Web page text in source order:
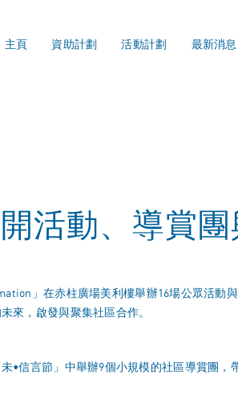
主頁 資助計劃 活動計劃 最新消息
活動、導賞
」在赤柱廣場美利樓舉辦16場公眾活動
來，啟發與聚集社區合作。
•信言節」中舉辦9個小規模的社區導賞團